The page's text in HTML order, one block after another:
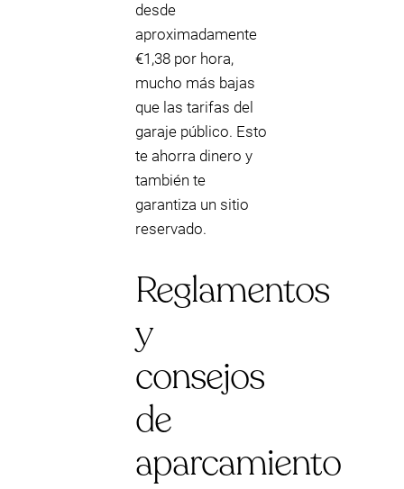
desde
aproximadamente
€1,38 por hora,
mucho más bajas
que las tarifas del
garaje público. Esto
te ahorra dinero y
también te
garantiza un sitio
reservado.
Reglamentos
y
consejos
de
aparcamiento